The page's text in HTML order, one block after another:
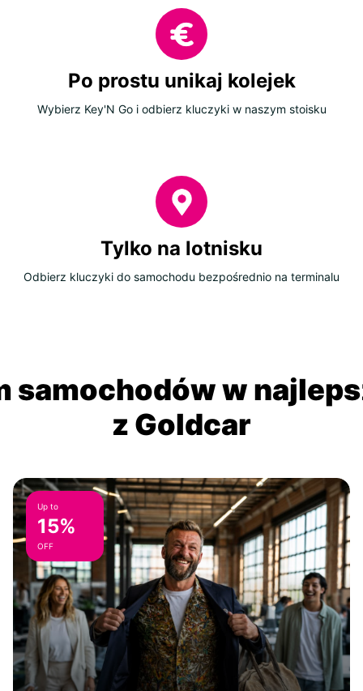
Po prostu unikaj kolejek
Wybierz Key'N Go i odbierz kluczyki w naszym stoisku
Tylko na lotnisku
Odbierz kluczyki do samochodu bezpośrednio na terminalu
samochodów w
z Goldcar
Up to
15%
OFF